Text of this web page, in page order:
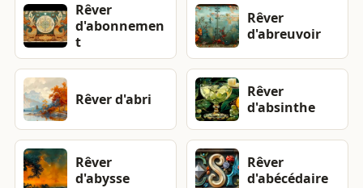
Rêver
d'abonnemen
t
Rêver
d'abreuvoir
Rêver d'abri
Rêver
d'absinthe
Rêver
d'abysse
Rêver
d'abécédaire